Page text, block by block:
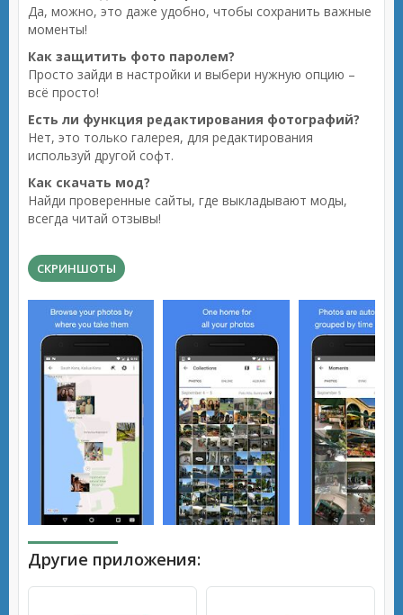
Да, можно, это даже удобно, чтобы сохранить важные
моменты!
Как защитить фото паролем?
Просто зайди в настройки и выбери нужную опцию –
всё просто!
Есть ли функция редактирования фотографий?
Нет, это только галерея, для редактирования
используй другой софт.
Как скачать мод?
Найди проверенные сайты, где выкладывают моды,
всегда читай отзывы!
СКРИНШОТЫ
Другие приложения: